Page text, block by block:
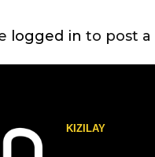
logged in to post
KIZILAY